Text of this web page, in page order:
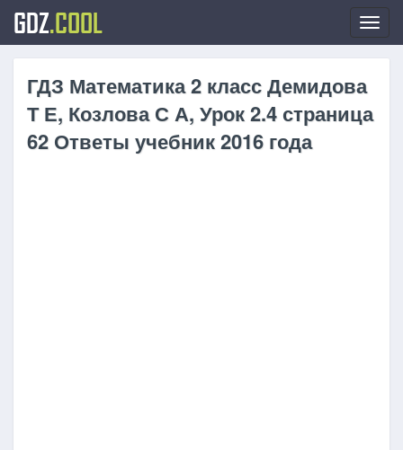
GDZ.COOL
ГДЗ Математика 2 класс Демидова
Т Е, Козлова С А, Урок 2.4 страница
62 Ответы учебник 2016 года